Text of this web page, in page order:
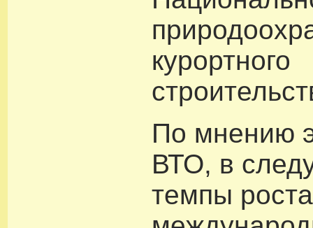
курортного
По мнению
ВТО, в
темпы роста